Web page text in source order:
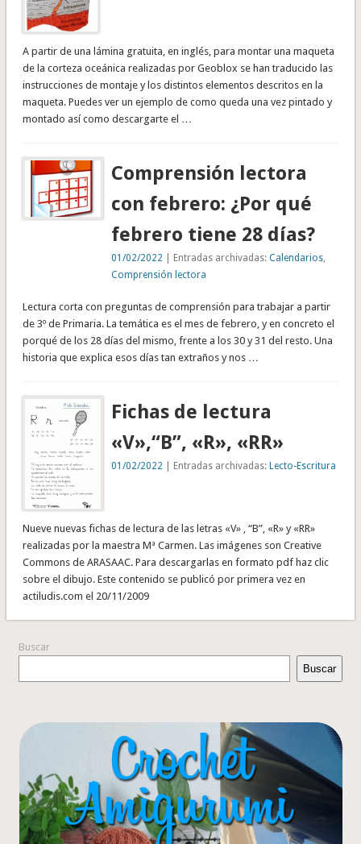
A partir de una lámina gratuita, en inglés, para montar una maqueta
de la corteza oceánica realizadas por Geoblox se han traducido las
instrucciones de montaje y los distintos elementos descritos en la
maqueta. Puedes ver un ejemplo de como queda una vez pintado y
montado así como descargarte el …
Comprensión lectora
con febrero: ¿Por qué
febrero tiene 28 días?
01/02/2022 | Entradas archivadas:Calendarios,
Comprensión lectora
Lectura corta con preguntas de comprensión para trabajar a partir
de 3º de Primaria. La temática es el mes de febrero, y en concreto el
porqué de los 28 días del mismo, frente a los 30 y 31 del resto. Una
historia que explica esos días tan extraños y nos …
Fichas de lectura
«V»,“B”, «R», «RR»
01/02/2022 | Entradas archivadas: Lecto-Escritura
Nueve nuevas fichas de lectura de las letras «V» , “B”, «R» y «RR»
realizadas por la maestra Mª Carmen. Las imágenes son Creative
Commons de ARASAAC. Para descargarlas en formato pdf haz clic
sobre el dibujo. Este contenido se publicó por primera vez en
actiludis.com el 20/11/2009
Buscar
Buscar